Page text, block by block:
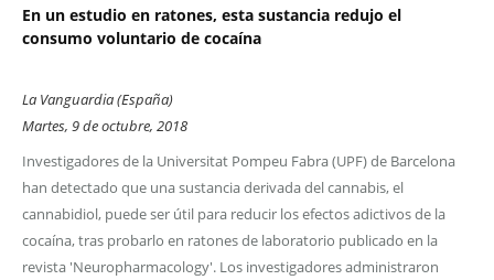
En un estudio en ratones, esta sustancia redujo el
consumo voluntario de cocaína
La Vanguardia (España)
Martes, 9 de octubre, 2018
Investigadores de la Universitat Pompeu Fabra (UPF) de Barcelona
han detectado que una sustancia derivada del cannabis, el
cannabidiol, puede ser útil para reducir los efectos adictivos de la
cocaína, tras probarlo en ratones de laboratorio publicado en la
revista 'Neuropharmacology'. Los investigadores administraron